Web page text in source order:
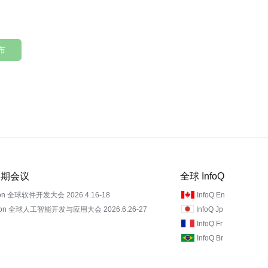
会议
全球软件开发大会 2026.4.16-18
全球人工智能开发与应用大会 2026.6.26-27
全球 InfoQ
InfoQ En
InfoQ Jp
InfoQ Fr
InfoQ Br